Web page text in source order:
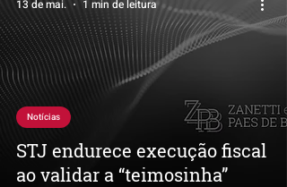
STJ endurece execução fiscal
ao validar a “teimosinha”
Notícias
13 de mai. 1 min de leitura